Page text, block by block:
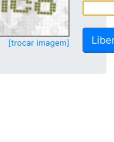
[trocar imagem]